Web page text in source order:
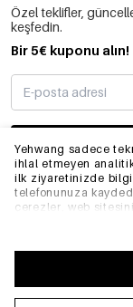
Yehwang sadece
ihlal etmeyen
ilk ziyaretinizde
telefonunuza
çerezler, web
etmemize olanak
deneyimi
Özel teklifler,
keşfedin.
Bir 5€ kuponu alın!
BILGI